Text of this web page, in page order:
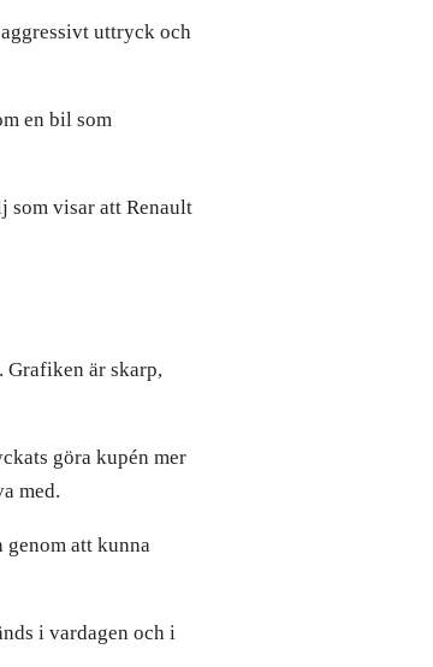
uttryck och
en bil som
som visar att Renault
Grafiken är skarp,
göra kupén mer
med.
genom att kunna
i vardagen och i